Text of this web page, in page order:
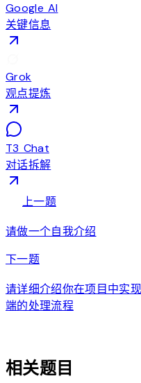
Google AI
关键信息
Grok
观点提炼
T3 Chat
对话拆解
上一题
请做一个自我介绍
下一题arrow_forward
请详细介绍你在项目中实
端的处理流程
相关题目